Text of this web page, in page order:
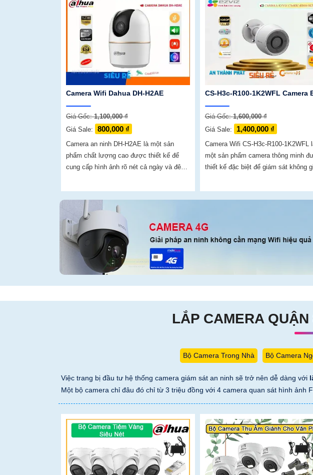
camera giúp bạn theo dõi mọi góc
một cách rõ ràng
Camera Wifi Dahua DH-H2AE
Giá Gốc:1,100,000 ₫
Giá Sale:
800,000 ₫
Camera an ninh DH-H2AE là một sản
phẩm chất lượng cao được thiết kế để
cung cấp hình ảnh rõ nét cả ngày và đêm.
phép bạn xem được...
CS-H3c-R100-1K2WFL Camera
Giá Gốc:1,600,000 ₫
Giá Sale:
1,400,000 ₫
Camera Wifi CS-H3c-R100-1K2WFL
một sản phẩm camera thông minh
thiết kế đặc biệt để giám sát không
ảnh sắc nét HD 1080p, nó...
LẮP CAMERA
Bộ Camera Trong Nhà Bộ Camera
Việc trang bị đầu tư hệ thống camera giám sát an ninh sẽ trở nên dễ dàng với
Một bộ camera chỉ đâu đó chỉ từ 3 triệu đồng với 4 camera quan sát hình ảnh